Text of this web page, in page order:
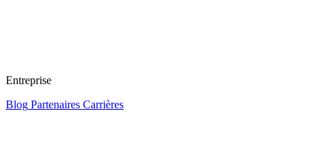
Entreprise
Blog Partenaires Carrières